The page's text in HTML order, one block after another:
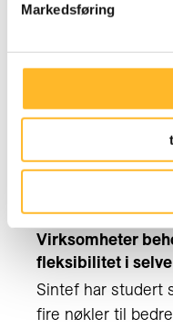
Markedsføring
NY STOR STUDIE
Virksomheter
fleksibilitet i
Sintef har studert
fire nøkler til